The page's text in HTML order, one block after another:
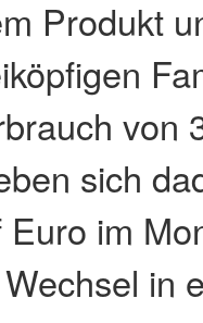
Produkt
von
sich
Euro im
in